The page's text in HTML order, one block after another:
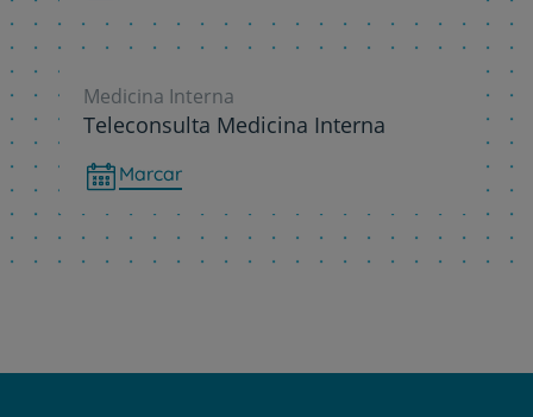
Medicina Interna
Teleconsulta Medicina Interna
Marcar